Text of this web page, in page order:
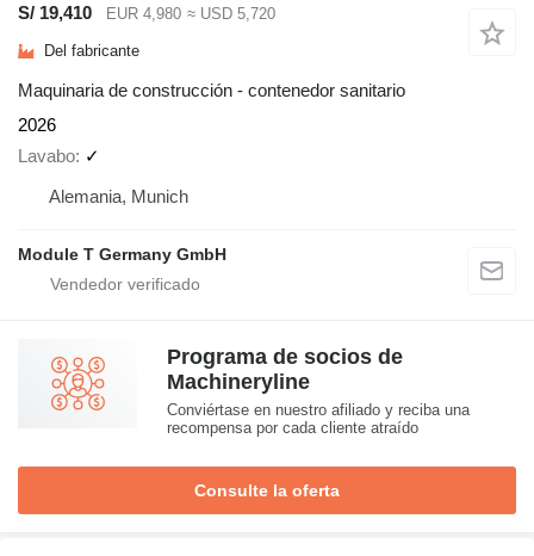
S/ 19,410 EUR 4,980 ≈ USD 5,720
Del fabricante
Maquinaria de construcción - contenedor sanitario
2026
Lavabo ✓
Alemania, Munich
Module T Germany GmbH
Programa de socios de
Machineryline
Conviértase en nuestro afiliado y reciba una
recompensa por cada cliente atraído
Consulte la oferta